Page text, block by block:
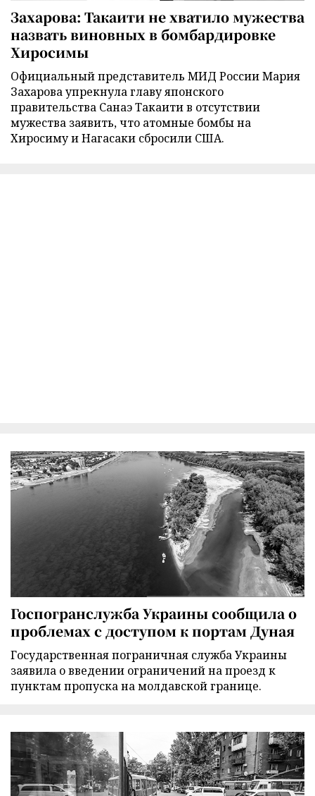
Захарова: Такаити не хватило мужества
назвать виновных в бомбардировке
Хиросимы
Официальный представитель МИД России Мария
Захарова упрекнула главу японского
правительства Санаэ Такаити в отсутствии
мужества заявить, что атомные бомбы на
Хиросиму и Нагасаки сбросили США.
Госпогранслужба Украины сообщила о
проблемах с доступом к портам Дуная
Государственная пограничная служба Украины
заявила о введении ограничений на проезд к
пунктам пропуска на молдавской границе.